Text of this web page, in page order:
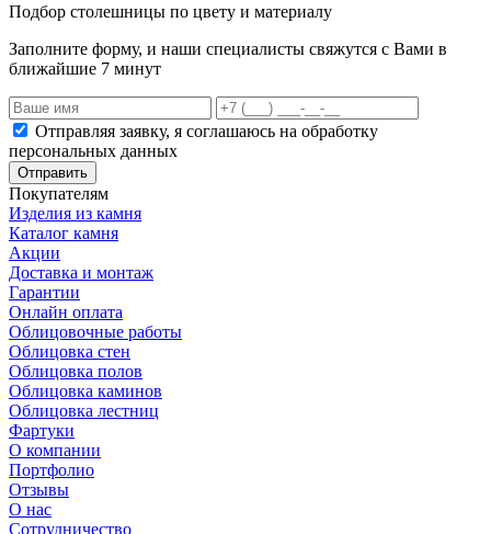
Подбор столешницы по цвету и материалу
Заполните форму, и наши специалисты свяжутся с Вами в
ближайшие 7 минут
Отправляя заявку, я соглашаюсь на обработку
персональных данных
Отправить
Покупателям
Изделия из камня
Каталог камня
Акции
Доставка и монтаж
Гарантии
Онлайн оплата
Облицовочные работы
Облицовка стен
Облицовка полов
Облицовка каминов
Облицовка лестниц
Фартуки
О компании
Портфолио
Отзывы
О нас
Сотрудничество